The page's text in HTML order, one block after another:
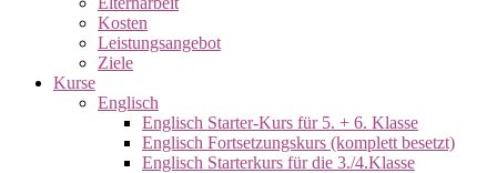
Kosten
Leistungsangebot
Ziele
Kurse
Englisch
Englisch Starter-Kurs für 5. + 6. Klasse
Englisch Fortsetzungskurs (komplett besetzt)
Englisch Starterkurs für die 3./4.Klasse